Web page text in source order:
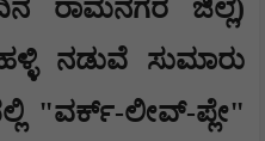
ರಾಮನಗರ ಜಿಲ್ಲೆ)
ನಡುವೆ ಸುಮಾರು
"ವರ್ಕ್-ಲೀವ್-ಪ್ಲೇ"